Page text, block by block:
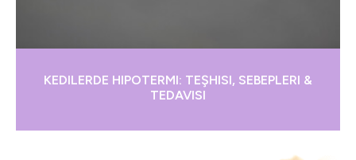
KEDILERDE HIPOTERMI: TEŞHISI, SEBEPLERI &
TEDAVISI